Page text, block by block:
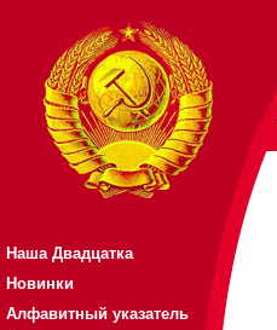
Наша Двадцатка
Новинки
Алфавитный указатель